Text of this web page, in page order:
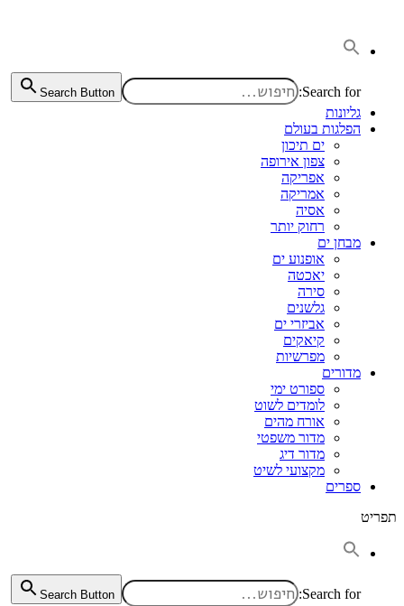
Search for:
Search Button
גליונות
הפלגות בעולם
ים תיכון
צפון אירופה
אפריקה
אמריקה
אסיה
רחוק יותר
מבחן ים
אופנוע ים
יאכטה
סירה
גלשנים
אביזרי ים
קיאקים
מפרשיות
מדורים
ספורט ימי
לומדים לשוט
אורח מהים
מדור משפטי
מדור דיג
מקצועי לשיט
ספרים
תפריט
Search for:
Search Button